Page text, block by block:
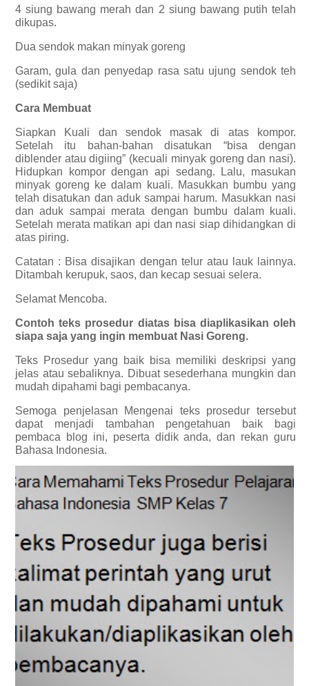
4 siung bawang merah dan 2 siung bawang putih telah
dikupas.
Dua sendok makan minyak goreng
Garam, gula dan penyedap rasa satu ujung sendok teh
(sedikit saja)
Cara Membuat
Siapkan Kuali dan sendok masak di atas kompor.
Setelah itu bahan-bahan disatukan “bisa dengan
diblender atau digiing” (kecuali minyak goreng dan nasi).
Hidupkan kompor dengan api sedang. Lalu, masukan
minyak goreng ke dalam kuali. Masukkan bumbu yang
telah disatukan dan aduk sampai harum. Masukkan nasi
dan aduk sampai merata dengan bumbu dalam kuali.
Setelah merata matikan api dan nasi siap dihidangkan di
atas piring.
Catatan : Bisa disajikan dengan telur atau lauk lainnya.
Ditambah kerupuk, saos, dan kecap sesuai selera.
Selamat Mencoba.
Contoh teks prosedur diatas bisa diaplikasikan oleh
siapa saja yang ingin membuat Nasi Goreng.
Teks Prosedur yang baik bisa memiliki deskripsi yang
jelas atau sebaliknya. Dibuat sesederhana mungkin dan
mudah dipahami bagi pembacanya.
Semoga penjelasan Mengenai teks prosedur tersebut
dapat menjadi tambahan pengetahuan baik bagi
pembaca blog ini, peserta didik anda, dan rekan guru
Bahasa Indonesia.